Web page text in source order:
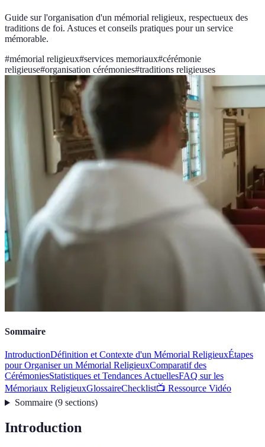
Guide sur l'organisation d'un mémorial religieux, respectueux des
traditions de foi. Astuces et conseils pratiques pour un service
mémorable.
#mémorial religieux#services memoriaux#cérémonie
religieuse#organisation cérémonies#traditions religieuses
Sommaire
IntroductionDéfinition et Contexte d'un Mémorial ReligieuxÉtapes
pour Organiser un Mémorial ReligieuxComparatif des
CérémoniesStatistiques et Tendances ActuellesFAQ sur les
Mémoriaux ReligieuxGlossaireChecklist📺 Ressource Vidéo
Sommaire(9 sections)
Introduction